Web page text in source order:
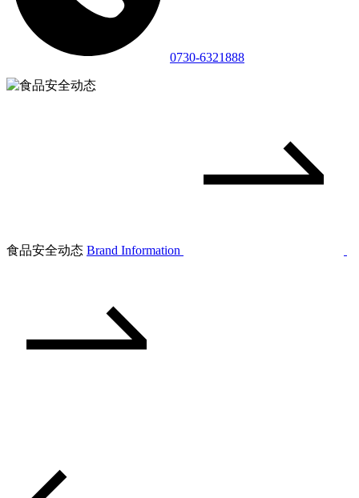
0730-6321888
食品安全动态 Brand Information